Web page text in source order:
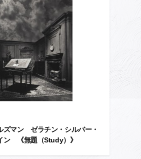
ズマン ゼラチン・シルバー・
《無題（Study）》